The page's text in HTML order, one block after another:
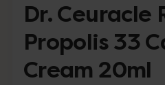
Dr. Ceuracle
Propolis 33
Cream 20ml